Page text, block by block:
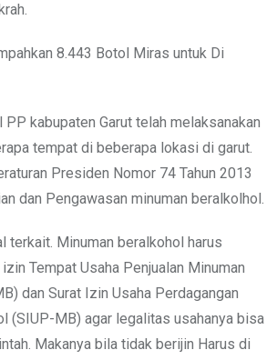
8.443 Botol Miras untuk Di
kabupaten Garut telah melaksanakan
tempat di beberapa lokasi di garut.
Presiden Nomor 74 Tahun 2013
dan Pengawasan minuman beralkolhol.
terkait. Minuman beralkohol harus
Tempat Usaha Penjualan Minuman
dan Surat Izin Usaha Perdagangan
(SIUP-MB) agar legalitas usahanya bisa
Makanya bila tidak berijin Harus di